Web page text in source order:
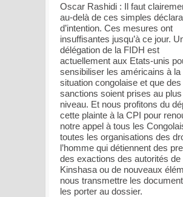
Oscar Rashidi : Il faut
au-delà de ces simples
d’intention. Ces mesures ont
insuffisantes jusqu’à ce jour.
délégation de la FIDH est
actuellement aux Etats-unis
sensibiliser les américains à la
situation congolaise et que des
sanctions soient prises au
niveau. Et nous profitons du
cette plainte à la CPI pour
notre appel à tous les
toutes les organisations des
l’homme qui détiennent des
des exactions des autorités de
Kinshasa ou de nouveaux
nous transmettre les
les porter au dossier.